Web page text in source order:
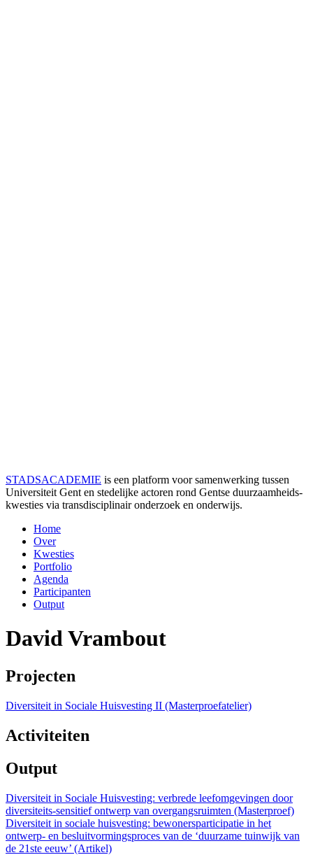
STADSACADEMIE is een platform voor samenwerking tussen
Universiteit Gent en stedelijke actoren rond Gentse duurzaamheids­
kwesties via transdisciplinair onderzoek en onderwijs.
Home
Over
Kwesties
Portfolio
Agenda
Participanten
Output
David Vrambout
Projecten
Diversiteit in Sociale Huisvesting II (Masterproefatelier)
Activiteiten
Output
Diversiteit in Sociale Huisvesting: verbrede leefomgevingen door
diversiteits-sensitief ontwerp van overgangsruimten (Masterproef)
Diversiteit in sociale huisvesting: bewonersparticipatie in het
ontwerp- en besluitvormingsproces van de ‘duurzame tuinwijk van
de 21ste eeuw’ (Artikel)